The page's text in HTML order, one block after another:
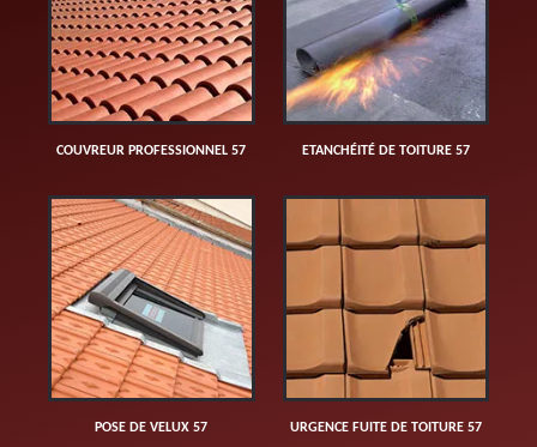
COUVREUR PROFESSIONNEL 57 ETANCHÉITÉ DE TOITURE 57
POSE DE VELUX 57 URGENCE FUITE DE TOITURE 57